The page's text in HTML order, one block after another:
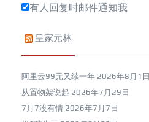
有人回复时邮件通知我
皇家元林
阿里云99元又续一年 2026年8月1日
从置物架说起 2026年7月29日
7月7没有情 2026年7月7日